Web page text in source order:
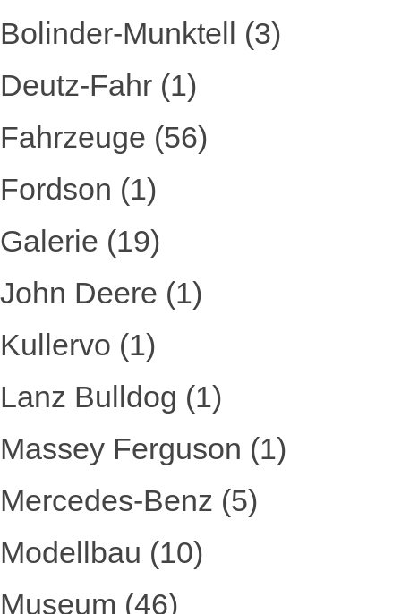
Bolinder-Munktell (3)
Deutz-Fahr (1)
Fahrzeuge (56)
Fordson (1)
Galerie (19)
John Deere (1)
Kullervo (1)
Lanz Bulldog (1)
Massey Ferguson (1)
Mercedes-Benz (5)
Modellbau (10)
Museum (46)